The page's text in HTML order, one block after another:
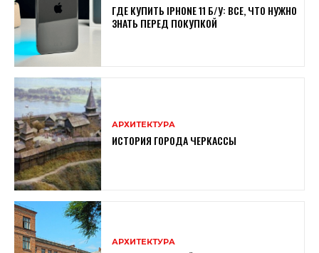
ГДЕ КУПИТЬ IPHONE 11 Б/У: ВСЕ, ЧТО НУЖНО
ЗНАТЬ ПЕРЕД ПОКУПКОЙ
АРХИТЕКТУРА
ИСТОРИЯ ГОРОДА ЧЕРКАССЫ
АРХИТЕКТУРА